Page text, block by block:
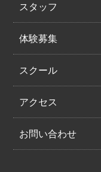
スタッフ
体験募集
スクール
アクセス
お問い合わせ